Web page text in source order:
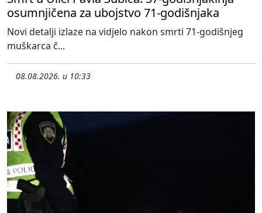
osumnjičena za ubojstvo 71-godišnjaka
Novi detalji izlaze na vidjelo nakon smrti 71-godišnjeg
muškarca č...
08.08.2026. u 10:33